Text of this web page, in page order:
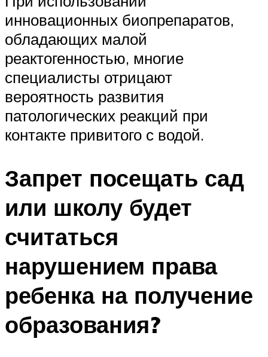
инновационных биопрепаратов,
обладающих малой
реактогенностью, многие
специалисты отрицают
вероятность развития
патологических реакций при
контакте привитого с водой.
Запрет посещать сад
или школу будет
считаться
нарушением права
ребенка на получение
образования?